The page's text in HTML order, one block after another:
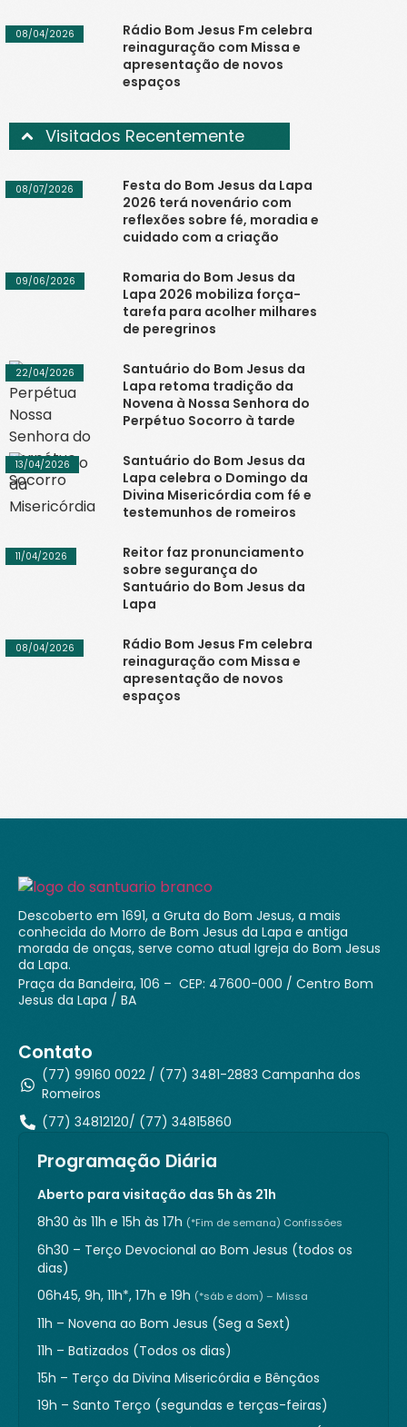
Rádio Bom Jesus Fm celebra
reinaguração com Missa e
apresentação de novos
espaços
08/04/2026
Visitados Recentemente
Festa do Bom Jesus da Lapa
2026 terá novenário com
reflexões sobre fé, moradia e
cuidado com a criação
08/07/2026
Romaria do Bom Jesus da
Lapa 2026 mobiliza força-
tarefa para acolher milhares
de peregrinos
09/06/2026
Santuário do Bom Jesus da
Lapa retoma tradição da
Novena à Nossa Senhora do
Perpétuo Socorro à tarde
22/04/2026
Santuário do Bom Jesus da
Lapa celebra o Domingo da
Divina Misericórdia com fé e
testemunhos de romeiros
13/04/2026
Reitor faz pronunciamento
sobre segurança do
Santuário do Bom Jesus da
Lapa
11/04/2026
Rádio Bom Jesus Fm celebra
reinaguração com Missa e
apresentação de novos
espaços
08/04/2026
Descoberto em 1691, a Gruta do Bom Jesus, a mais
conhecida do Morro de Bom Jesus da Lapa e antiga
morada de onças, serve como atual Igreja do Bom Jesus
da Lapa.
Praça da Bandeira, 106 – CEP: 47600-000 / Centro Bom
Jesus da Lapa / BA
Contato
(77) 99160 0022 / (77) 3481-2883 Campanha dos
Romeiros
(77) 34812120/ (77) 34815860
Programação Diária
Aberto para visitação das 5h às 21h
8h30 às 11h e 15h às 17h (*Fim de semana) Confissões
6h30 – Terço Devocional ao Bom Jesus (todos os
dias)
06h45, 9h, 11h*, 17h e 19h (*sáb e dom) – Missa
11h – Novena ao Bom Jesus (Seg a Sext)
11h – Batizados (Todos os dias)
15h – Terço da Divina Misericórdia e Bênçãos
19h – Santo Terço (segundas e terças-feiras)